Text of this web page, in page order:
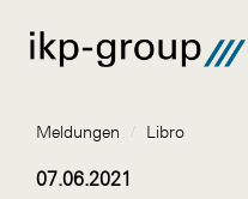
Meldungen / Libro
07.06.2021